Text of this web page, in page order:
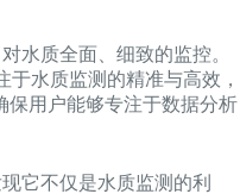
水质全面、细致的监控。
水质监测的精准与高效，
保用户能够专注于数据分析
它不仅是水质监测的利